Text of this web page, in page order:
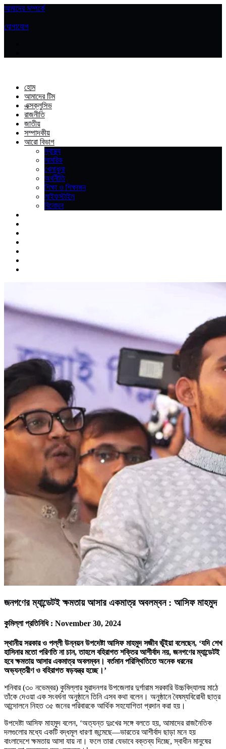
আমাদের সম্পর্কে
যোগাযোগ
হোম
আমাদের টিম
এক্সক্লুসিভ
রাজনীতি
জাতীয়
সম্পাদকীয়
আরো বিভাগ
স্বাস্থ্য
সামরিক
খেলাধুলা
অর্থনীতি
শিক্ষা ও শিক্ষাঙ্গন
লাইফস্টাইল
বিনোদন
জনগণের ম্যান্ডেটই ক্ষমতায় আসার একমাত্র অবলম্বন : আসিফ মাহমুদ
কুমিল্লা প্রতিনিধি : November 30, 2024
স্থানীয় সরকার ও পল্লী উন্নয়ন উপদেষ্টা আসিফ মাহমুদ সজীব ভূঁইয়া বলেছেন, ‘যদি শেখ
হাসিনার মতো পরিণতি না চান, তাহলে বহিরাগত শক্তির আশীর্বাদ নয়, জনগণের ম্যান্ডেটই
হবে ক্ষমতায় আসার একমাত্র অবলম্বন। বর্তমান পরিস্থিতিতে অনেক ধরনের
অভ্যন্তরীণ ও বহিরাগত ষড়যন্ত্র হচ্ছে।’
শনিবার (৩০ নভেম্বর) কুমিল্লার মুরাদনগর উপজেলার দুর্গারাম সরকারি উচ্চবিদ্যালয় মাঠে
তাঁকে দেওয়া এক সংবর্ধনা অনুষ্ঠানে তিনি এসব কথা বলেন। অনুষ্ঠানে বৈষম্যবিরোধী ছাত্র
আন্দোলনে নিহত ৩৫ জনের পরিবারকে আর্থিক সহযোগিতা প্রদান করা হয়।
উপদেষ্টা আসিফ মাহমুদ বলেন, ‘অত্যন্ত দুঃখের সঙ্গে বলতে হয়, আমাদের রাজনৈতিক
দলগুলোর মধ্যে একটি বদ্ধমূল ধারণা জন্মেছে—ভারতের আশীর্বাদ ছাড়া মনে হয়
বাংলাদেশে ক্ষমতায় আসা যায় না। ফলে তারা যেভাবে বক্তব্য দিচ্ছে, স্বাধীন মানুষের